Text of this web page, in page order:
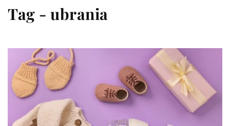
Tag - ubrania